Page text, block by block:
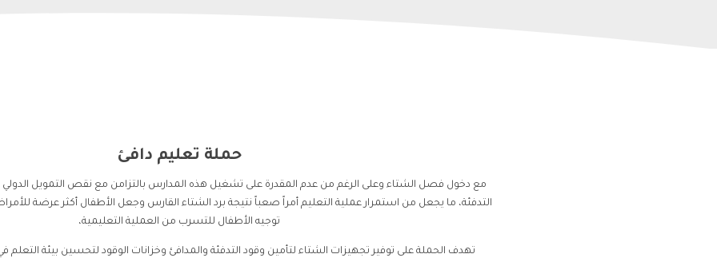
حملة تعليم دافئ
مع دخول فصل الشتاء وعلى الرغم من عدم المقدرة على تشغيل هذه المدارس بالتزامن مع نقص التمويل الدولي
التدفئة، ما يجعل من استمرار عملية التعليم أمراً صعباً نتيجة برد الشتاء القارس وجعل الأطفال أكثر عرضة
توجيه الأطفال للتسرب من العملية التعليمية،
تهدف الحملة على توفير تجهيزات الشتاء لتأمين وقود التدفئة والمدافئ وخزانات الوقود لتحسين بيئة التعلم